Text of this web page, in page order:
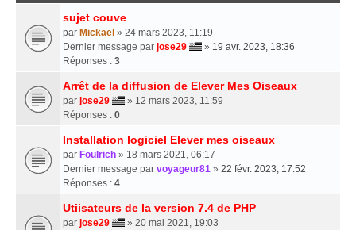
sujet couve
par Mickael » 24 mars 2023, 11:19
Dernier message par jose29 » 19 avr. 2023, 18:36
Réponses : 3
Arrêt de la diffusion de Elever Mes Oiseaux
par jose29
» 12 mars 2023, 11:59
Réponses : 0
Installation logiciel Elever mes oiseaux
par Foulrich » 18 mars 2021, 06:17
Dernier message par voyageur81 » 22 févr. 2023, 17:52
Réponses : 4
Utiisateurs de la version 7.4 de PHP
par jose29
» 20 mai 2021, 19:03